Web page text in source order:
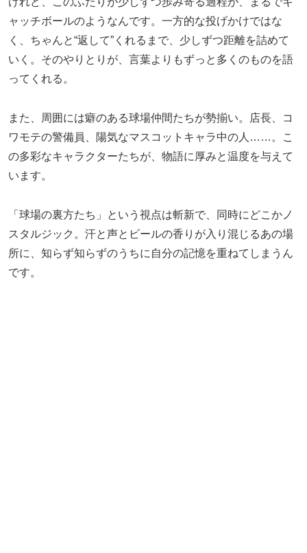
ャッチボールのようなんです。一方的な投げかけではな
く、ちゃんと“返して”くれるまで、少しずつ距離を詰めて
いく。そのやりとりが、言葉よりもずっと多くのものを語
ってくれる。
また、周囲には癖のある球場仲間たちが勢揃い。店長、コ
ワモテの警備員、陽気なマスコットキャラ中の人……。こ
の多彩なキャラクターたちが、物語に厚みと温度を与えて
います。
「球場の裏方たち」という視点は斬新で、同時にどこかノ
スタルジック。汗と声とビールの香りが入り混じるあの場
所に、知らず知らずのうちに自分の記憶を重ねてしまうん
です。